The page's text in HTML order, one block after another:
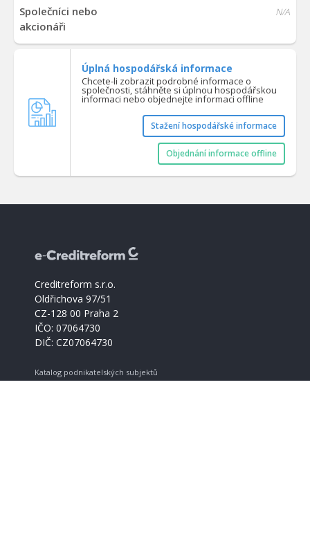
Společníci nebo
akcionáři
N/A
Úplná hospodářská informace
Chcete-li zobrazit podrobné informace o
společnosti, stáhněte si úplnou hospodářskou
informaci nebo objednejte informaci offline
Stažení hospodářské informace
Objednání informace offline
Creditreform s.r.o.
Oldřichova 97/51
CZ-128 00 Praha 2
IČO: 07064730
DIČ: CZ07064730
Katalog podnikatelských subjektů